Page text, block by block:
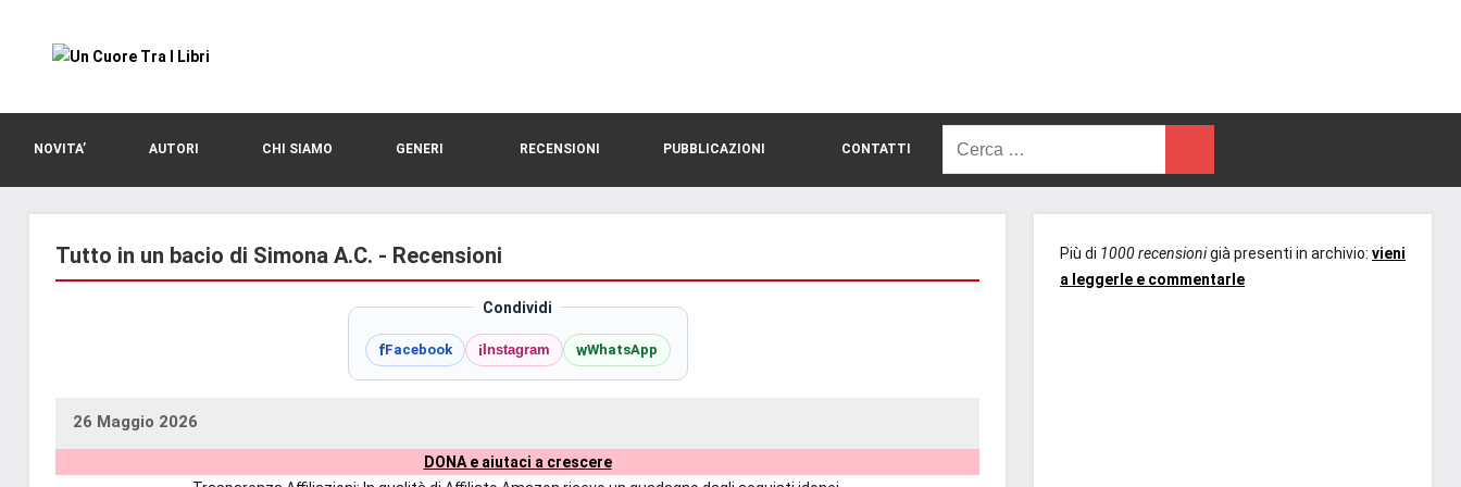
contenuto
Cuore
Tra
I
romance
e
non
Recensioni,
NOVITA’ AUTORI CHI SIAMO GENERI RECENSIONI PUBBLICAZIONI CONTATTI
Tutto in un bacio di Simona A.C. - Recensioni
Condividi
fFacebook i Instagram wWhatsApp
26 Maggio 2026
uctil_user
Nessun
DONA e aiutaci a crescere
Più di 1000 recensionigià presenti in archivio: vieni
a leggerle e commentarle